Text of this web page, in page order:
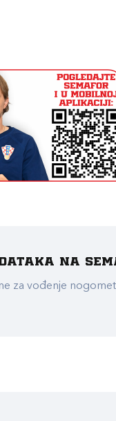
na
za vođenje